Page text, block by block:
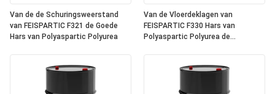
Van de de Schuringsweerstand
van FEISPARTIC F321 de Goede
Hars van Polyaspartic Polyurea
Van de Vloerdeklagen van
FEISPARTIC F330 Hars van
Polyaspartic Polyurea de